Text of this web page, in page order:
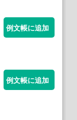
例文帳に追加
例文帳に追加